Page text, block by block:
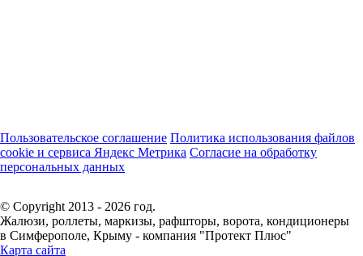
Пользовательское соглашение Политика использования файлов
cookie и сервиса Яндекс Метрика Согласие на обработку
персональных данных
© Copyright 2013 - 2026 год.
Жалюзи, роллеты, маркизы, рафшторы, ворота, кондиционеры
в Симферополе, Крыму - компания "Протект Плюс"
Карта сайта